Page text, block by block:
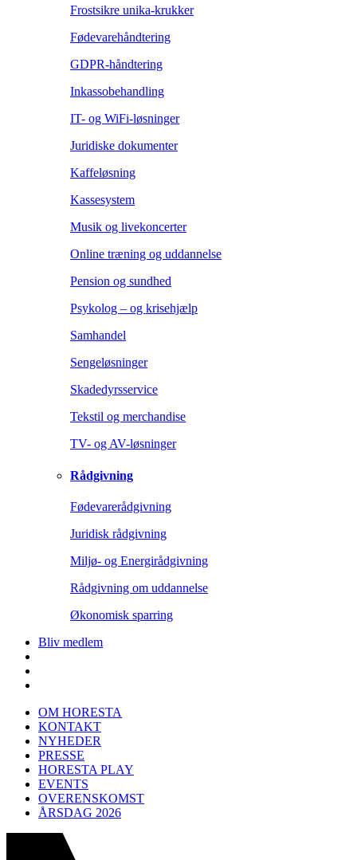
Frostsikre unika-krukker
Fødevarehåndtering
GDPR-håndtering
Inkassobehandling
IT- og WiFi-løsninger
Juridiske dokumenter
Kaffeløsning
Kassesystem
Musik og livekoncerter
Online træning og uddannelse
Pension og sundhed
Psykolog – og krisehjælp
Samhandel
Sengeløsninger
Skadedyrsservice
Tekstil og merchandise
TV- og AV-løsninger
Rådgivning
Fødevarerådgivning
Juridisk rådgivning
Miljø- og Energirådgivning
Rådgivning om uddannelse
Økonomisk sparring
Bliv medlem
OM HORESTA
KONTAKT
NYHEDER
PRESSE
HORESTA PLAY
EVENTS
OVERENSKOMST
ÅRSDAG 2026